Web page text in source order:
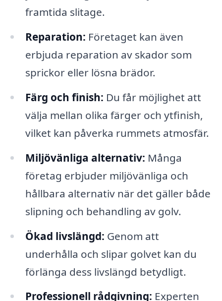
framtida slitage.
Reparation: Företaget kan även
erbjuda reparation av skador som
sprickor eller lösna brädor.
Färg och finish: Du får möjlighet att
välja mellan olika färger och ytfinish,
vilket kan påverka rummets atmosfär.
Miljövänliga alternativ: Många
företag erbjuder miljövänliga och
hållbara alternativ när det gäller både
slipning och behandling av golv.
Ökad livslängd: Genom att
underhålla och slipar golvet kan du
förlänga dess livslängd betydligt.
Professionell rådgivning: Experten